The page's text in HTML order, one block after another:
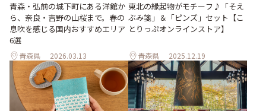
青森・弘前の城下町にある洋館か
ら、奈良・吉野の山桜まで。春の
息吹を感じる国内おすすめエリア
6選
青森県 2026.03.13
東北の縁起物がモチーフ♪「そえ
ぶみ箋」＆「ピンズ」セット【こ
とりっぷオンラインストア】
青森県 2025.12.19